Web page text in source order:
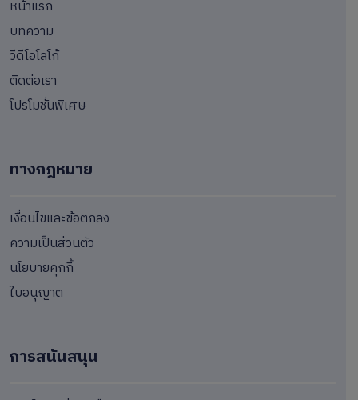
หน้าแรก
บทความ
วีดีโอโลโก้
ติดต่อเรา
โปรโมชั่นพิเศษ
ทางกฎหมาย
เงื่อนไขและข้อตกลง
ความเป็นส่วนตัว
นโยบายคุกกี้
ใบอนุญาต
การสนันสนุน